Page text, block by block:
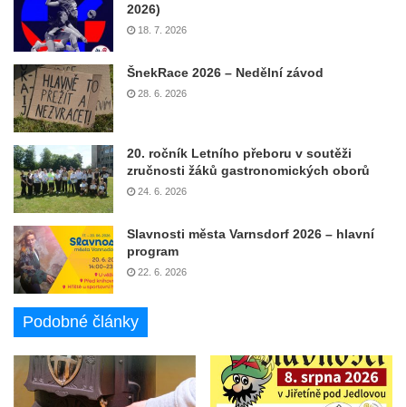
2026)
18. 7. 2026
ŠnekRace 2026 – Nedělní závod
28. 6. 2026
20. ročník Letního přeboru v soutěži
zručnosti žáků gastronomických oborů
24. 6. 2026
Slavnosti města Varnsdorf 2026 – hlavní
program
22. 6. 2026
Podobné články